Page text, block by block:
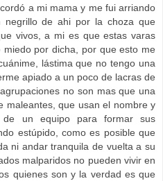
a mi mama y me fui arriando
negrillo de ahi por la choza que
vivos, a mi es que estas varas
por dicha, por que esto me
lástima que no tengo una
apiado a un poco de lacras de
no son mas que una
maleantes, que usan el nombre y
de un equipo para formar sus
estúpido, como es posible que
ni andar tranquila de vuelta a su
malparidos no pueden vivir en
quienes son y la verdad es que